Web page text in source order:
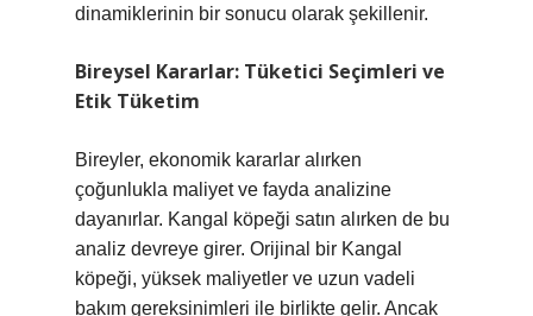
dinamiklerinin bir sonucu olarak şekillenir.
Bireysel Kararlar: Tüketici Seçimleri ve
Etik Tüketim
Bireyler, ekonomik kararlar alırken
çoğunlukla maliyet ve fayda analizine
dayanırlar. Kangal köpeği satın alırken de bu
analiz devreye girer. Orijinal bir Kangal
köpeği, yüksek maliyetler ve uzun vadeli
bakım gereksinimleri ile birlikte gelir. Ancak